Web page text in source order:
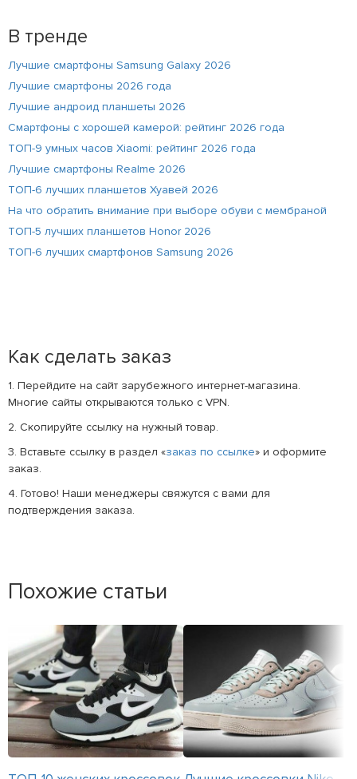
В тренде
Лучшие смартфоны Samsung Galaxy 2026
Лучшие смартфоны 2026 года
Лучшие андроид планшеты 2026
Смартфоны с хорошей камерой: рейтинг 2026 года
ТОП-9 умных часов Xiaomi: рейтинг 2026 года
Лучшие смартфоны Realme 2026
ТОП-6 лучших планшетов Хуавей 2026
На что обратить внимание при выборе обуви с мембраной
ТОП-5 лучших планшетов Honor 2026
ТОП-6 лучших смартфонов Samsung 2026
Как сделать заказ
1. Перейдите на сайт зарубежного интернет-магазина.
Многие сайты открываются только с VPN.
2. Скопируйте ссылку на нужный товар.
3. Вставьте ссылку в раздел «заказ по ссылке» и оформите
заказ.
4. Готово! Наши менеджеры свяжутся с вами для
подтверждения заказа.
Похожие статьи